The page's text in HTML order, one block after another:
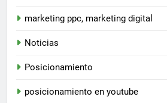
marketing ppc, marketing digital
Noticias
Posicionamiento
posicionamiento en youtube